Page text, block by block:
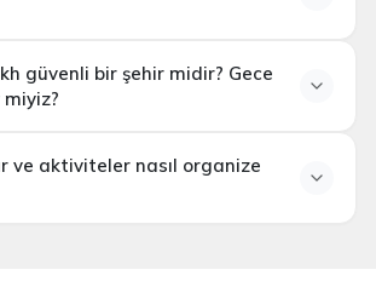
güvenli bir şehir midir? Gece
miyiz?
ve aktiviteler nasıl organize